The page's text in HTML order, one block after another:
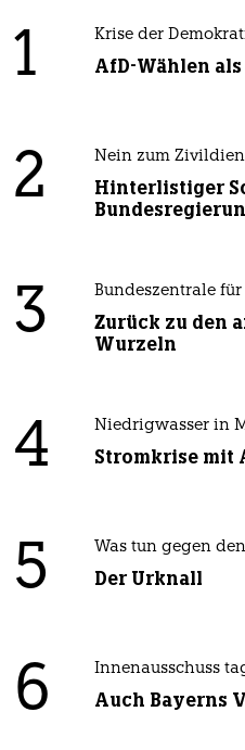
1 Krise der
AfD-Wählen
2 Nein zum
Hinterlistiger
3 Bundeszentrale
Zurück zu den
Wurzeln
4 Niedrigwasser in
Stromkrise mit
5 Was tun gegen
Der Urknall
6 Innenausschuss
Auch Bayerns